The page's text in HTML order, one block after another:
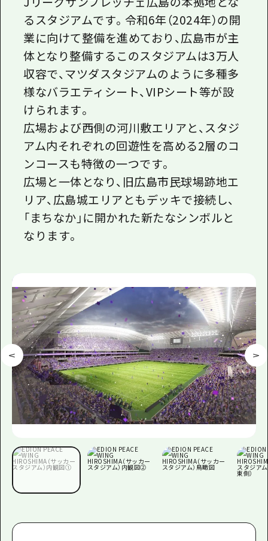
るスタジアムです。令和6年（2024年）の開
業に向けて整備を進めており、広島市が主
体となり整備するこのスタジアムは3万人
収容で、マツダスタジアムのように多種多
様なバラエティシート、VIPシート等が設
けられます。
広場および西側の河川敷エリアと、スタジ
アム内それぞれの回遊性を高める2層のコ
ンコースも特徴の一つです。
広場と一体となり、旧広島市民球場跡地エ
リア、広島城エリアともデッキで接続し、
「まちなか」に開かれた新たなシンボルと
なります。